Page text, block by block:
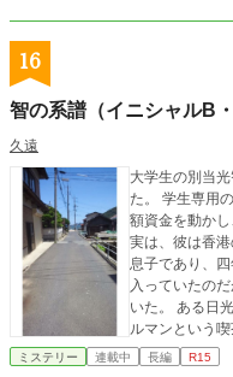
16
智の系譜（イニシャルB・
久遠
大学生の別当
た。 学生専用
額資金を動か
実は、彼は香
息子であり、
入っていたの
いた。 ある日
ルマンという
願である、新
ミステリー 連載中 長編 R15